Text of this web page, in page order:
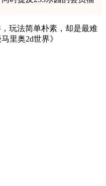
玩法简单朴素，却是最难
下的大品牌。1元开通233乐园白银会员，每月领50元游戏券，全年共600元。 1、《超级马里奥2d世界》